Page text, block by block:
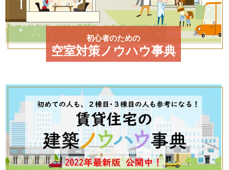
初心者のための
空室対策ノウハウ事典